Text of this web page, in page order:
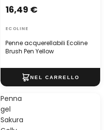
Penne acquerellabili Ecoline
Brush Pen Yellow
16,49 €
ECOLINE
Penna
gel
Sakura